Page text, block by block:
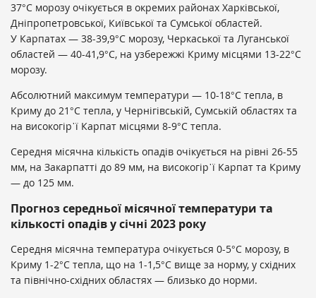
37°С морозу очікується в окремих районах Харківської,
Дніпропетровської, Київської та Сумської областей.
У Карпатах — 38-39,9°С морозу, Черкаської та Луганської
областей — 40-41,9°С, на узбережжі Криму місцями 13-22°С
морозу.
Абсолютний максимум температури — 10-18°С тепла, в
Криму до 21°С тепла, у Чернігівській, Сумській областях та
на високогір᾿ї Карпат місцями 8-9°С тепла.
Середня місячна кількість опадів очікується на рівні 26-55
мм, на Закарпатті до 89 мм, на високогір᾿ї Карпат та Криму
— до 125 мм.
Прогноз середньої місячної температури та
кількості опадів у січні 2023 року
Середня місячна температура очікується 0-5°С морозу, в
Криму 1-2°С тепла, що на 1-1,5°С вище за норму, у східних
та північно-східних областях — близько до норми.